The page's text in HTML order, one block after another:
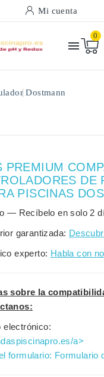
Mi cuenta

0
Dostmann
PREMIUM
DE
PISCINAS
— Recíbelo en solo 2
garantizada:
experto: Habla con
sobre la
electrónico:
a>
formulario: Formulario